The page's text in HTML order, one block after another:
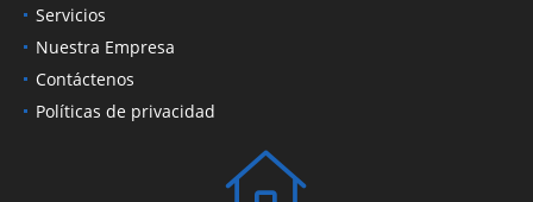
Servicios
Nuestra Empresa
Contáctenos
Políticas de privacidad